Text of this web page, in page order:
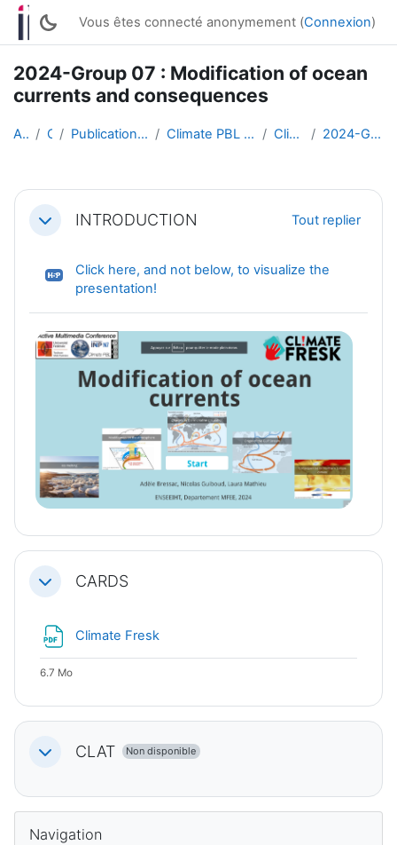
Passer au contenu principal
Vous êtes connecté anonymement (Connexion)
2024-Group 07 : Modification of ocean
currents and consequences
Accueil Cours Publications of students works (English) Climate PBL : Active Multimedia Conferences Climate PBL 2024 2024-Group 07 : Ocean currents
Résumé de section
ReplierINTRODUCTION Tout replier
Click here, and not below, to visualize the
presentation!
ReplierCARDS
Climate Fresk
6.7 Mo
ReplierCLAT Non disponible
Blocs
Navigation